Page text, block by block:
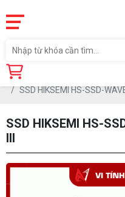
Trang chủ
SSD HIKSEMI HS-SSD-
SSD HIKSEMI HS-
III